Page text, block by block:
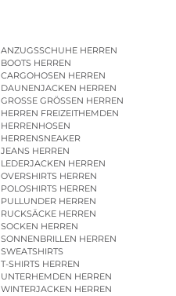
ANZUGSSCHUHE HERREN
BOOTS HERREN
CARGOHOSEN HERREN
DAUNENJACKEN HERREN
GROSSE GRÖSSEN HERREN
HERREN FREIZEITHEMDEN
HERRENHOSEN
HERRENSNEAKER
JEANS HERREN
LEDERJACKEN HERREN
OVERSHIRTS HERREN
POLOSHIRTS HERREN
PULLUNDER HERREN
RUCKSÄCKE HERREN
SOCKEN HERREN
SONNENBRILLEN HERREN
SWEATSHIRTS
T-SHIRTS HERREN
UNTERHEMDEN HERREN
WINTERJACKEN HERREN